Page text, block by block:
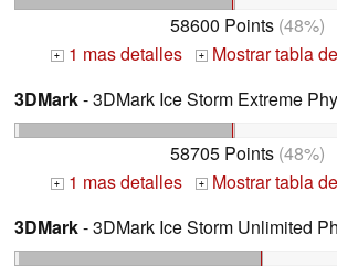
58600 Points (48%)
+ 1 mas detalles +
Mostrar tabla
3DMark- 3DMark Ice Storm Extreme
58705 Points (48%)
+ 1 mas detalles +
Mostrar tabla
3DMark- 3DMark Ice Storm Unlimited